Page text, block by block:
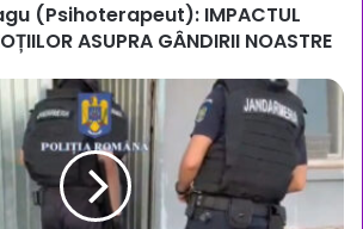
(Psihoterapeut): IMPACTUL
ASUPRA GÂNDIRII NOASTRE